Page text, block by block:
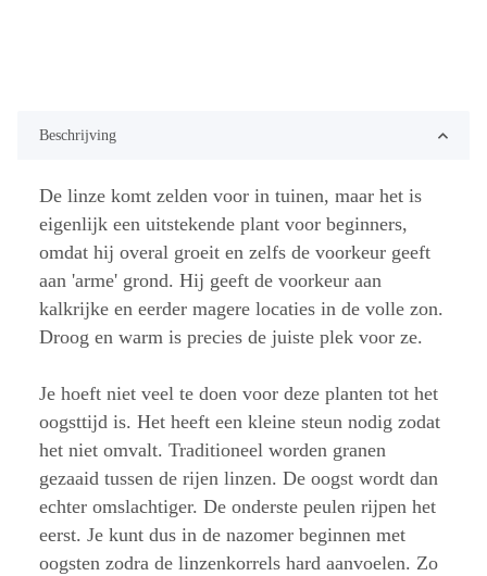
Beschrijving
De linze komt zelden voor in tuinen, maar het is
eigenlijk een uitstekende plant voor beginners,
omdat hij overal groeit en zelfs de voorkeur geeft
aan 'arme' grond. Hij geeft de voorkeur aan
kalkrijke en eerder magere locaties in de volle zon.
Droog en warm is precies de juiste plek voor ze.
Je hoeft niet veel te doen voor deze planten tot het
oogsttijd is. Het heeft een kleine steun nodig zodat
het niet omvalt. Traditioneel worden granen
gezaaid tussen de rijen linzen. De oogst wordt dan
echter omslachtiger. De onderste peulen rijpen het
eerst. Je kunt dus in de nazomer beginnen met
oogsten zodra de linzenkorrels hard aanvoelen. Zo